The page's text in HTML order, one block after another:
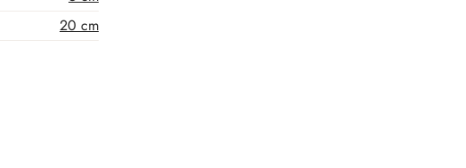
20 cm